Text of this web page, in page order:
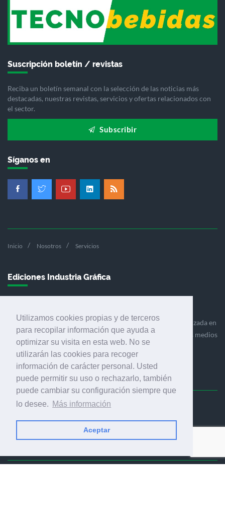
Utilizamos cookies propias y de terceros
para recopilar información que ayuda a
optimizar su visita en esta web. No se
utilizarán las cookies para recoger
información de carácter personal. Usted
puede permitir su uso o rechazarlo, también
puede cambiar su configuración siempre que
lo desee. Más información
Aceptar
Suscripción boletín / revistas
Reciba un boletín semanal con la selección de las noticias más
destacadas, nuestras revistas, servicios y ofertas relacionados con
el sector.
Subscribir
Síganos en
Inicio Nosotros Servicios
Ediciones Industria Gráfica
Ediciones Industria Gráfica es una empresa editora especializada en
el mercado de la comunicación gráfica que engloba diversos medios
profesionales especializados en el mercado gráfico, la
comunicación visual y el envasado.
Ediciones Industria Gráfica, S.C.P.
Calle Fluvià 257, bajos, 08020 Barcelona (España)